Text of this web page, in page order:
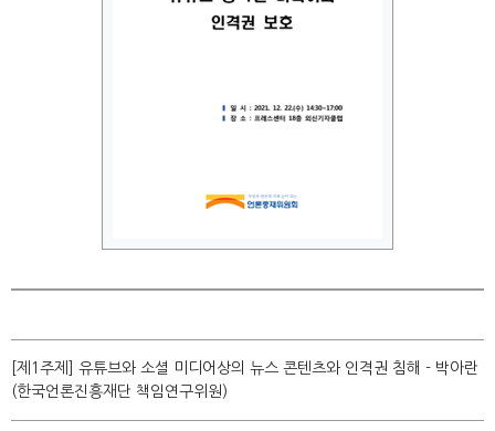
[제1주제] 유튜브와 소셜 미디어상의 뉴스 콘텐츠와 인격권 침해 - 박아란
(한국언론진흥재단 책임연구위원)